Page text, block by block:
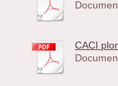
CACI